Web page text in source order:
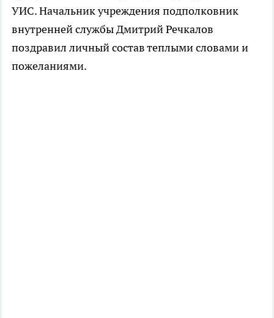
УИС. Начальник учреждения подполковник
внутренней службы Дмитрий Речкалов
поздравил личный состав теплыми словами и
пожеланиями.